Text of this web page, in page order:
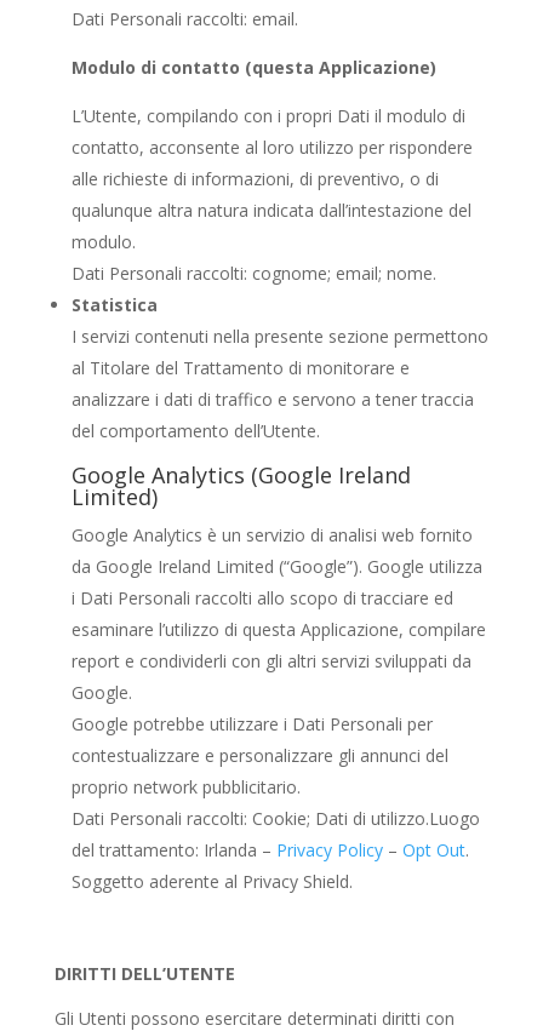
Dati Personali raccolti: email.
Modulo di contatto (questa Applicazione)
L’Utente, compilando con i propri Dati il modulo di
contatto, acconsente al loro utilizzo per rispondere
alle richieste di informazioni, di preventivo, o di
qualunque altra natura indicata dall’intestazione del
modulo.
Dati Personali raccolti: cognome; email; nome.
Statistica
I servizi contenuti nella presente sezione permettono
al Titolare del Trattamento di monitorare e
analizzare i dati di traffico e servono a tener traccia
del comportamento dell’Utente.
Google Analytics (Google Ireland
Limited)
Google Analytics è un servizio di analisi web fornito
da Google Ireland Limited (“Google”). Google utilizza
i Dati Personali raccolti allo scopo di tracciare ed
esaminare l’utilizzo di questa Applicazione, compilare
report e condividerli con gli altri servizi sviluppati da
Google.
Google potrebbe utilizzare i Dati Personali per
contestualizzare e personalizzare gli annunci del
proprio network pubblicitario.
Dati Personali raccolti: Cookie; Dati di utilizzo.Luogo
del trattamento: Irlanda – Privacy Policy– Opt Out.
Soggetto aderente al Privacy Shield.
DIRITTI DELL’UTENTE
Gli Utenti possono esercitare determinati diritti con